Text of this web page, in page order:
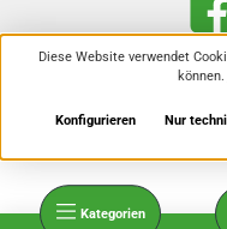
Kategorien
Alle Preise inkl. gesetzl.
Diese Website verwendet
können.
Nur
Konfigurieren